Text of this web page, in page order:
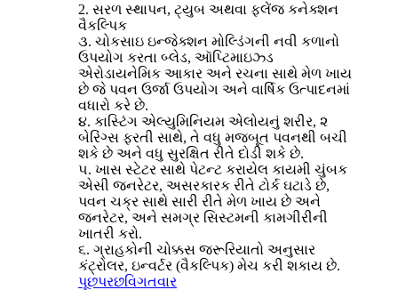
2. સરળ સ્થાપન, ટ્યુબ અથવા ફ્લેંજ કનેક્શન
વૈકલ્પિક
૩. ચોકસાઇ ઇન્જેક્શન મોલ્ડિંગની નવી કળાનો
ઉપયોગ કરતા બ્લેડ, ઑપ્ટિમાઇઝ્ડ
એરોડાયનેમિક આકાર અને રચના સાથે મેળ ખાય
છે જે પવન ઉર્જા ઉપયોગ અને વાર્ષિક ઉત્પાદનમાં
વધારો કરે છે.
૪. કાસ્ટિંગ એલ્યુમિનિયમ એલોયનું શરીર, ૨
બેરિંગ્સ ફરતી સાથે, તે વધુ મજબૂત પવનથી બચી
શકે છે અને વધુ સુરક્ષિત રીતે દોડી શકે છે.
૫. ખાસ સ્ટેટર સાથે પેટન્ટ કરાયેલ કાયમી ચુંબક
એસી જનરેટર, અસરકારક રીતે ટોર્ક ઘટાડે છે,
પવન ચક્ર સાથે સારી રીતે મેળ ખાય છે અને
જનરેટર, અને સમગ્ર સિસ્ટમની કામગીરીની
ખાતરી કરો.
૬. ગ્રાહકોની ચોક્કસ જરૂરિયાતો અનુસાર
કંટ્રોલર, ઇન્વર્ટર (વૈકલ્પિક) મેચ કરી શકાય છે.
પૂછપરછવિગતવાર